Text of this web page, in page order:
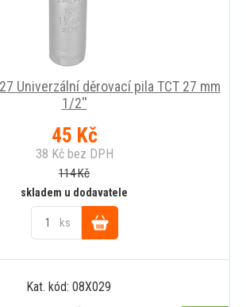
Univerzální děrovací pila TCT 27 mm
1/2''
45 Kč
38 Kčbez DPH
114Kč
skladem u dodavatele
ks
Do
košíku
Kat. kód: 08X029